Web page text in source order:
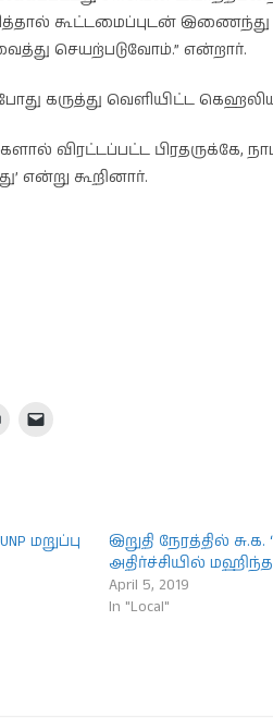
கூட்டமைப்புடன் இணைந்து
செயற்படுவோம்.” என்றார்.
கருத்து வெளியிட்ட
விரட்டப்பட்ட பிரதருக்கே,
என்று கூறினார்.
மறுப்பு
இறுதி நேரத்தில் சு.க.
அதிர்ச்சியில்
April 5, 2019
In "Local"